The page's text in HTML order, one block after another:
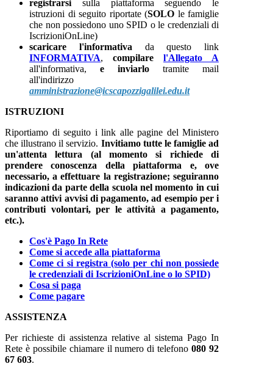
registrarsi sulla piattaforma seguendo le
istruzioni di seguito riportate (SOLO le famiglie
che non possiedono uno SPID o le credenziali di
IscrizioniOnLine)
scaricare l'informativa da questo link
INFORMATIVA, compilare
l'Allegato A
all'informativa, e inviarlo tramite mail
all'indirizzo
amministrazione@icscapozzigalilei.edu.it
ISTRUZIONI
Riportiamo di seguito i link alle pagine del Ministero
che illustrano il servizio. Invitiamo tutte le famiglie ad
un'attenta lettura
(al momento si richiede di
prendere conoscenza della piattaforma e, ove
necessario, a effettuare la registrazione; seguiranno
indicazioni da parte della scuola nel momento in cui
saranno attivi avvisi di pagamento, ad esempio per i
contributi volontari, per le attività a pagamento,
etc.).
Cos'è Pago In Rete
Come si accede alla piattaforma
Come ci si registra (solo per chi non possiede
le credenziali di IscrizioniOnLine o lo SPID)
Cosa si paga
Come pagare
ASSISTENZA
Per richieste di assistenza relative al sistema Pago In
Rete è possibile chiamare il numero di telefono 080 92
67 603.